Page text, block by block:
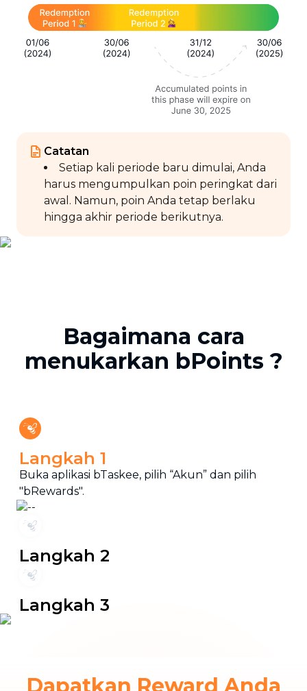
Catatan
Setiap kali periode baru dimulai, Anda
harus mengumpulkan poin peringkat dari
awal. Namun, poin Anda tetap berlaku
hingga akhir periode berikutnya.
Bagaimana cara
menukarkan bPoints ?
Langkah 1
Buka aplikasi bTaskee, pilih “Akun” dan pilih
"bRewards".
Langkah 2
Langkah 3
Dapatkan Reward Anda